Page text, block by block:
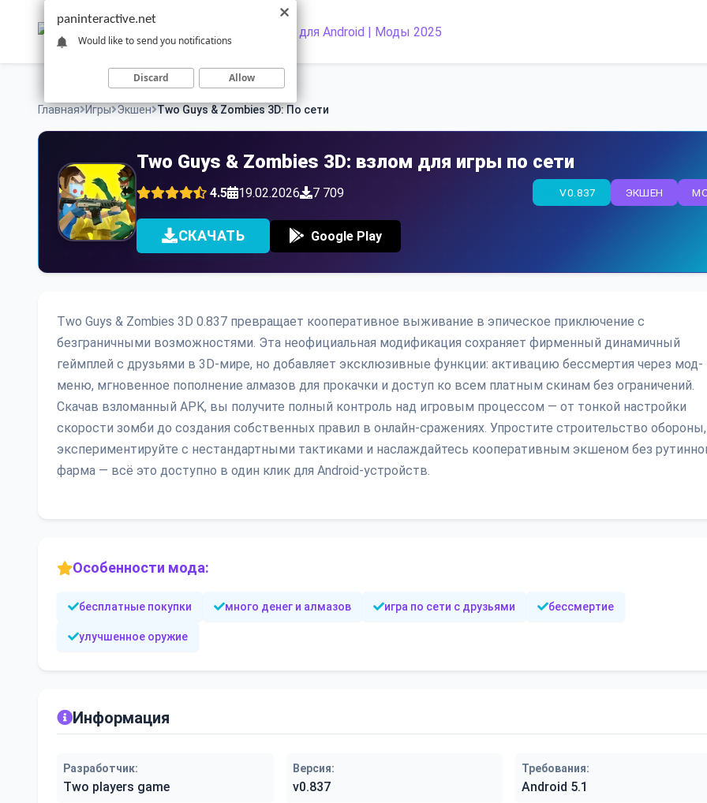
Главная Игры Экшен Two Guys & Zombies 3D: По сети
Two Guys & Zombies 3D: взлом для игры по сети
4.5 19.02.2026 7 709 ЭКШЕН
V0.837
СКАЧАТЬ Google Play
Two Guys & Zombies 3D 0.837 превращает кооперативное выживание в эпическое приключение с
безграничными возможностями. Эта неофициальная модификация сохраняет фирменный динамичный
геймплей с друзьями в 3D-мире, но добавляет эксклюзивные функции: активацию бессмертия через мод-
меню, мгновенное пополнение алмазов для прокачки и доступ ко всем платным скинам без ограничений.
Скачав взломанный APK, вы получите полный контроль над игровым процессом — от тонкой настройки
скорости зомби до создания собственных правил в онлайн-сражениях. Упростите строительство обороны,
экспериментируйте с нестандартными тактиками и наслаждайтесь кооперативным экшеном без
фарма — всё это доступно в один клик для Android-устройств.
Особенности мода:
бесплатные покупки много денег и алмазов игра по сети с друзьями бессмертие
улучшенное оружие
Информация
Разработчик:
Two players game
Версия:
v0.837
Требования:
Android 5.1
paninteractive.net
Would like to send you notifications
Discard Allow